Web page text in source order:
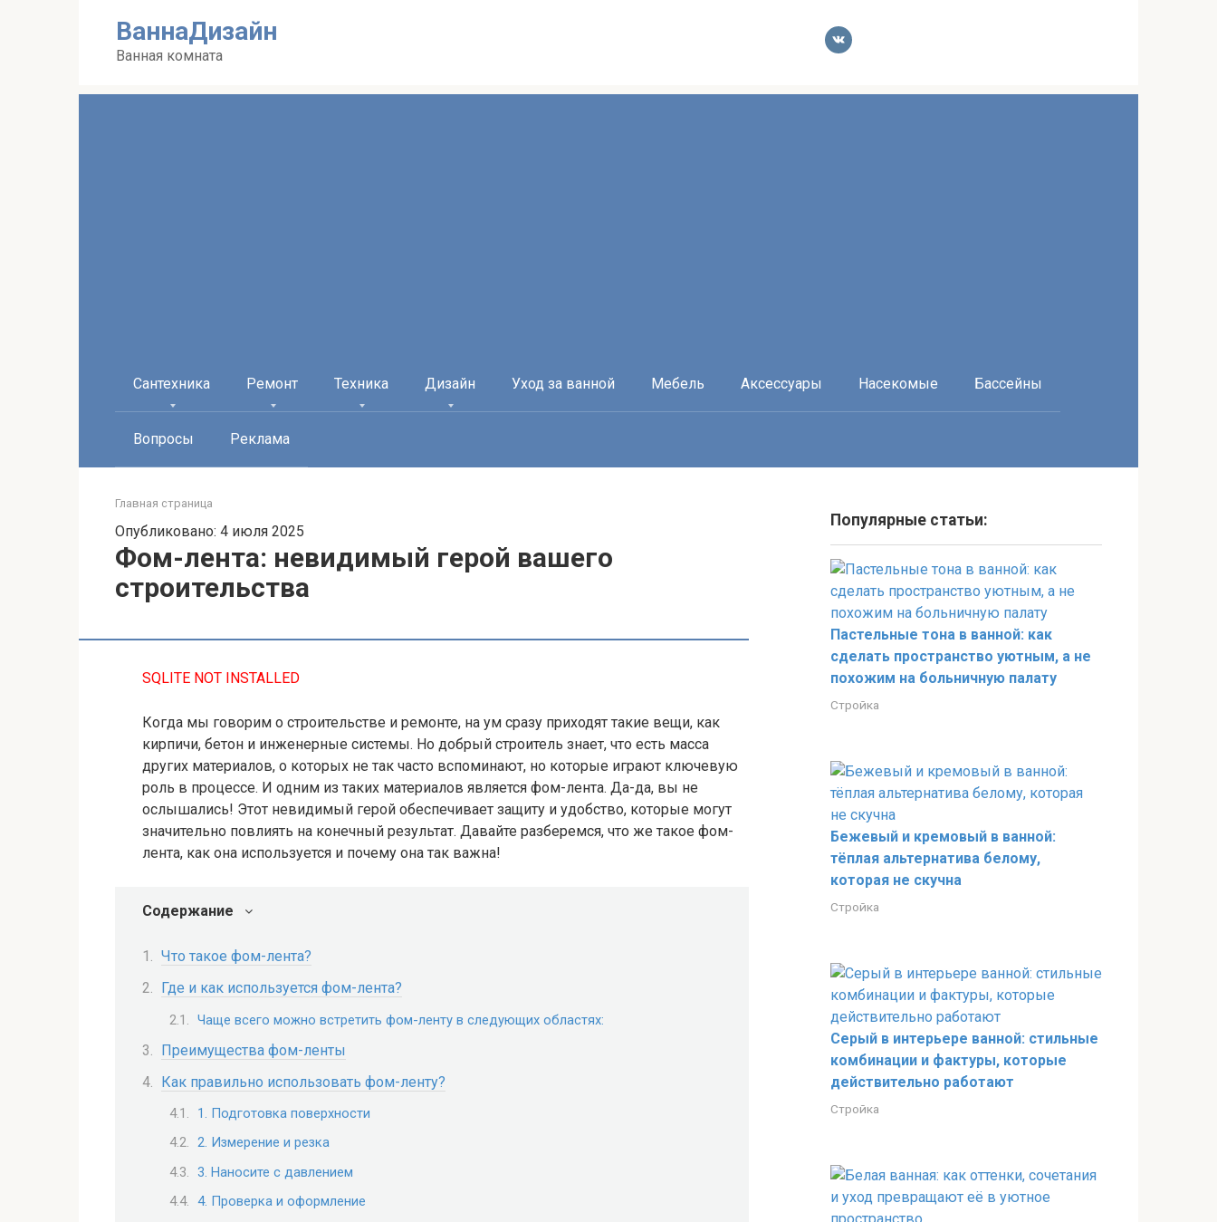
ВаннаДизайн
Ванная комната
Сантехника Ремонт Техника Дизайн Уход за ванной Мебель Аксессуары Насекомые Бассейны
Вопросы Реклама
Главная страница
Опубликовано: 4 июля 2025
Фом-лента: невидимый герой вашего
строительства
SQLITE NOT INSTALLED
Когда мы говорим о строительстве и ремонте, на ум сразу приходят такие вещи, как
кирпичи, бетон и инженерные системы. Но добрый строитель знает, что есть масса
других материалов, о которых не так часто вспоминают, но которые играют ключевую
роль в процессе. И одним из таких материалов является фом-лента. Да-да, вы не
ослышались! Этот невидимый герой обеспечивает защиту и удобство, которые могут
значительно повлиять на конечный результат. Давайте разберемся, что же такое фом-
лента, как она используется и почему она так важна!
Содержание
Что такое фом-лента?
Где и как используется фом-лента?
Чаще всего можно встретить фом-ленту в следующих областях:
Преимущества фом-ленты
Как правильно использовать фом-ленту?
1. Подготовка поверхности
2. Измерение и резка
3. Наносите с давлением
4. Проверка и оформление
Популярные статьи:
Пастельные тона в ванной: как
сделать пространство уютным, а не
похожим на больничную палату
Стройка
Бежевый и кремовый в ванной:
тёплая альтернатива белому,
которая не скучна
Стройка
Серый в интерьере ванной: стильные
комбинации и фактуры, которые
действительно работают
Стройка